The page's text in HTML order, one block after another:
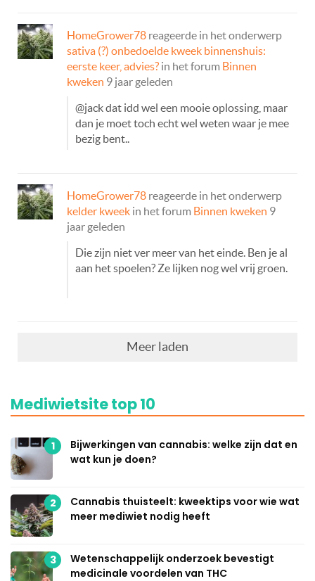
HomeGrower78 reageerde in het onderwerp
sativa (?) onbedoelde kweek binnenshuis:
eerste keer, advies? in het forum Binnen
kweken 9 jaar geleden
@jack dat idd wel een mooie oplossing, maar
dan je moet toch echt wel weten waar je mee
bezig bent..
HomeGrower78 reageerde in het onderwerp
kelder kweek in het forum Binnen kweken 9
jaar geleden
Die zijn niet ver meer van het einde. Ben je al
aan het spoelen? Ze lijken nog wel vrij groen.
Meer laden
Mediwietsite top 10
1
Bijwerkingen van cannabis: welke zijn dat en
wat kun je doen?
2
Cannabis thuisteelt: kweektips voor wie wat
meer mediwiet nodig heeft
3
Wetenschappelijk onderzoek bevestigt
medicinale voordelen van THC